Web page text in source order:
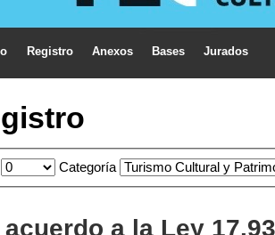
Registro Anexos Bases Jurados
Categoría
acuerdo a la Ley